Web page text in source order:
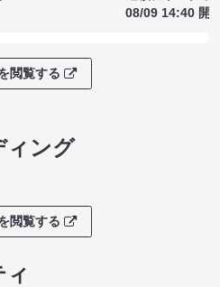
08/09 14:40 開
閲覧する
ィング
閲覧する